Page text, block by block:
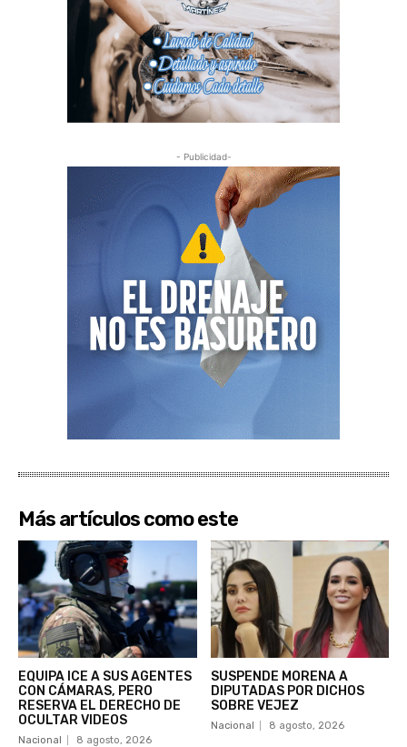
- Publicidad-
Más artículos como este
EQUIPA ICE A SUS AGENTES
CON CÁMARAS, PERO
RESERVA EL DERECHO DE
OCULTAR VIDEOS
Nacional 8 agosto, 2026
SUSPENDE MORENA A
DIPUTADAS POR DICHOS
SOBRE VEJEZ
Nacional 8 agosto, 2026